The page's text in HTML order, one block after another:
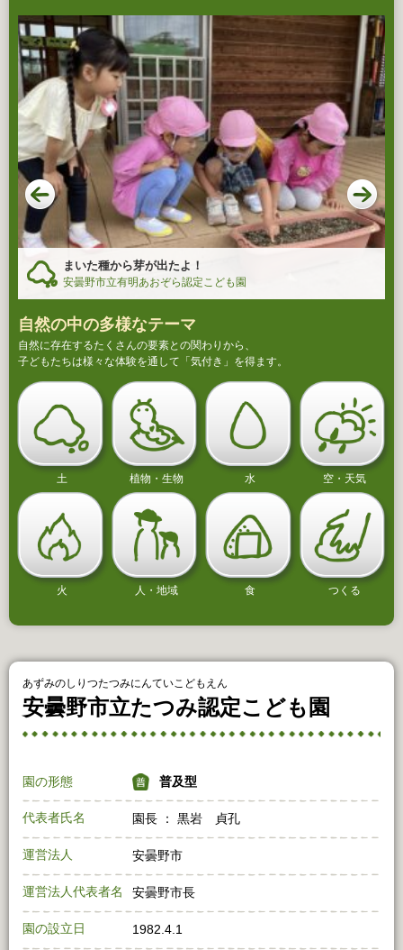
まいた種から芽が出たよ！
安曇野市立有明あおぞら認定こども園
自然の中の多様なテーマ
自然に存在するたくさんの要素との関わりから、
子どもたちは様々な体験を通して「気付き」を得ます。
土 植物・生物 水 空・天気
火 人・地域 食 つくる
あずみのしりつたつみにんていこどもえん
安曇野市立たつみ認定こども園
園の形態 普及型
代表者氏名 園長 ： 黒岩 貞孔
運営法人 安曇野市
運営法人代表者名 安曇野市長
園の設立日 1982.4.1